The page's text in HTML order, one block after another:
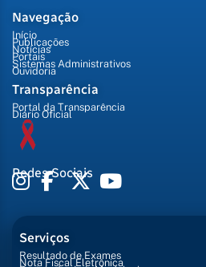
Navegação
Início
Publicações
Notícias
Portais
Sistemas Administrativos
Ouvidoria
Transparência
Portal da Transparência
Diário Oficial
Redes Sociais
Serviços
Resultado de Exames
Nota Fiscal Eletrônica